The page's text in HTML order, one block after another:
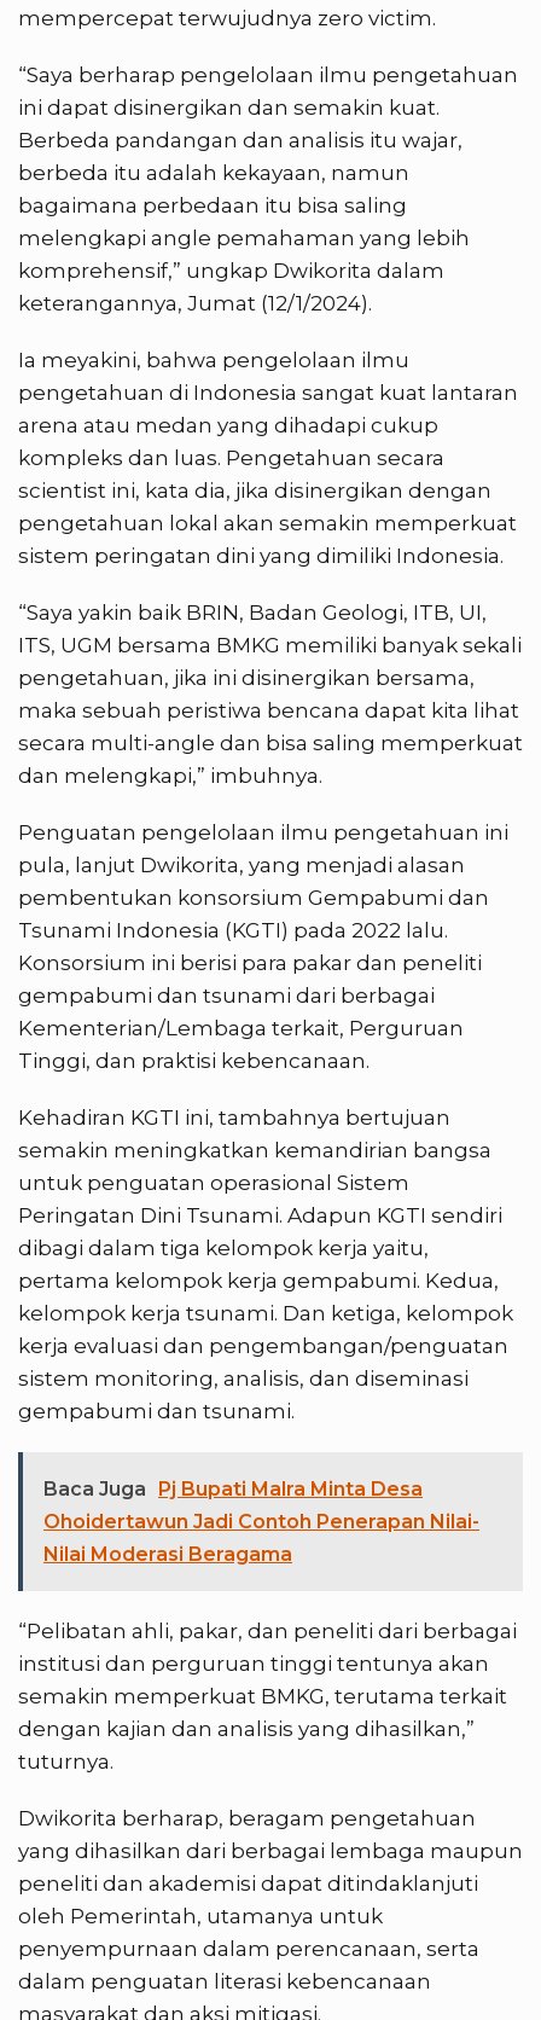
mempercepat terwujudnya zero victim.
“Saya berharap pengelolaan ilmu pengetahuan
ini dapat disinergikan dan semakin kuat.
Berbeda pandangan dan analisis itu wajar,
berbeda itu adalah kekayaan, namun
bagaimana perbedaan itu bisa saling
melengkapi angle pemahaman yang lebih
komprehensif,” ungkap Dwikorita dalam
keterangannya, Jumat (12/1/2024).
Ia meyakini, bahwa pengelolaan ilmu
pengetahuan di Indonesia sangat kuat lantaran
arena atau medan yang dihadapi cukup
kompleks dan luas. Pengetahuan secara
scientist ini, kata dia, jika disinergikan dengan
pengetahuan lokal akan semakin memperkuat
sistem peringatan dini yang dimiliki Indonesia.
“Saya yakin baik BRIN, Badan Geologi, ITB, UI,
ITS, UGM bersama BMKG memiliki banyak sekali
pengetahuan, jika ini disinergikan bersama,
maka sebuah peristiwa bencana dapat kita lihat
secara multi-angle dan bisa saling memperkuat
dan melengkapi,” imbuhnya.
Penguatan pengelolaan ilmu pengetahuan ini
pula, lanjut Dwikorita, yang menjadi alasan
pembentukan konsorsium Gempabumi dan
Tsunami Indonesia (KGTI) pada 2022 lalu.
Konsorsium ini berisi para pakar dan peneliti
gempabumi dan tsunami dari berbagai
Kementerian/Lembaga terkait, Perguruan
Tinggi, dan praktisi kebencanaan.
Kehadiran KGTI ini, tambahnya bertujuan
semakin meningkatkan kemandirian bangsa
untuk penguatan operasional Sistem
Peringatan Dini Tsunami. Adapun KGTI sendiri
dibagi dalam tiga kelompok kerja yaitu,
pertama kelompok kerja gempabumi. Kedua,
kelompok kerja tsunami. Dan ketiga, kelompok
kerja evaluasi dan pengembangan/penguatan
sistem monitoring, analisis, dan diseminasi
gempabumi dan tsunami.
Baca Juga
Pj Bupati Malra Minta Desa
Ohoidertawun Jadi Contoh Penerapan Nilai-
Nilai Moderasi Beragama
“Pelibatan ahli, pakar, dan peneliti dari berbagai
institusi dan perguruan tinggi tentunya akan
semakin memperkuat BMKG, terutama terkait
dengan kajian dan analisis yang dihasilkan,”
tuturnya.
Dwikorita berharap, beragam pengetahuan
yang dihasilkan dari berbagai lembaga maupun
peneliti dan akademisi dapat ditindaklanjuti
oleh Pemerintah, utamanya untuk
penyempurnaan dalam perencanaan, serta
dalam penguatan literasi kebencanaan
masyarakat dan aksi mitigasi.